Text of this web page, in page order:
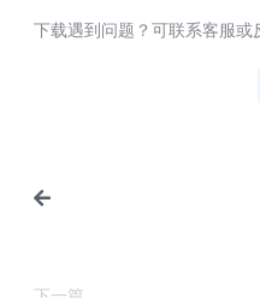
下载遇到问题？可联系客服或